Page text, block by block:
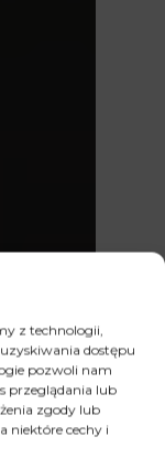
z technologii,
dostępu
pozwoli nam
przeglądania lub
zgody lub
niektóre cechy i